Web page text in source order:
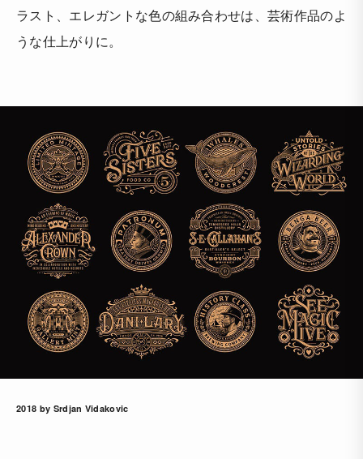
ラスト、エレガントな色の組み合わせは、芸術作品のよ
うな仕上がりに。
2018 by Srdjan Vidakovic